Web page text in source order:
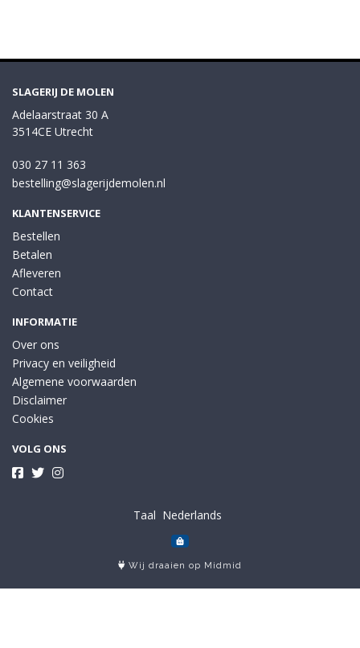
SLAGERIJ DE MOLEN
Adelaarstraat 30 A
3514CE Utrecht
030 27 11 363
bestelling@slagerijdemolen.nl
KLANTENSERVICE
Bestellen
Betalen
Afleveren
Contact
INFORMATIE
Over ons
Privacy en veiligheid
Algemene voorwaarden
Disclaimer
Cookies
VOLG ONS
Taal
Wij draaien op Midmid